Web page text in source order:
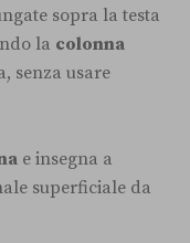
sopra la testa
la colonna
senza usare
e insegna a
superficiale da